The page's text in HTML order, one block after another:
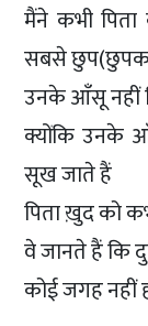
मैंने कभी
सबसे
उनके आँसू नहीं
क्योंकि उनके
सूख जाते हैं
पिता ख़ुद को
वे जानते हैं कि
कोई जगह नहीं